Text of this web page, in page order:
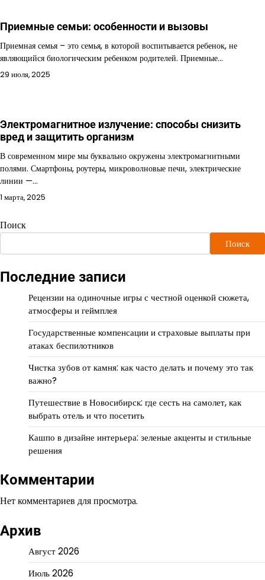
Приемные семьи: особенности и вызовы
Приемная семья – это семья, в которой воспитывается ребенок, не
являющийся биологическим ребенком родителей. Приемные…
29 июля, 2025
Электромагнитное излучение: способы снизить
вред и защитить организм
В современном мире мы буквально окружены электромагнитными
полями. Смартфоны, роутеры, микроволновые печи, электрические
линии —…
1 марта, 2025
Поиск
Поиск
Последние записи
Рецензии на одиночные игры с честной оценкой сюжета,
атмосферы и геймплея
Государственные компенсации и страховые выплаты при
атаках беспилотников
Чистка зубов от камня: как часто делать и почему это так
важно?
Путешествие в Новосибирск: где сесть на самолет, как
выбрать отель и что посетить
Кашпо в дизайне интерьера: зеленые акценты и стильные
решения
Комментарии
Нет комментариев для просмотра.
Архив
Август 2026
Июль 2026